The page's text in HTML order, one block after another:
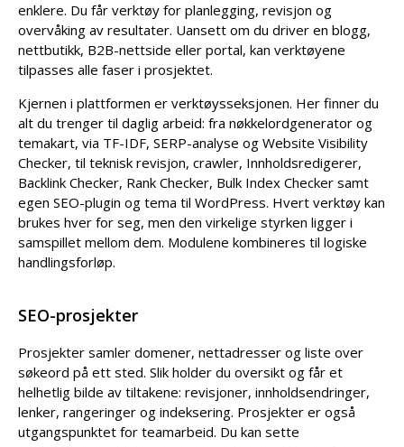
Grammatikkontroll
enklere. Du får verktøy for planlegging, revisjon og
overvåking av resultater. Uansett om du driver en blogg,
nettbutikk, B2B-nettside eller portal, kan verktøyene
tilpasses alle faser i prosjektet.
Kjernen i plattformen er verktøysseksjonen. Her finner du
alt du trenger til daglig arbeid: fra nøkkelordgenerator og
temakart, via TF-IDF, SERP-analyse og Website Visibility
Checker, til teknisk revisjon, crawler, Innholdsredigerer,
Backlink Checker, Rank Checker, Bulk Index Checker samt
egen SEO-plugin og tema til WordPress. Hvert verktøy kan
brukes hver for seg, men den virkelige styrken ligger i
samspillet mellom dem. Modulene kombineres til logiske
handlingsforløp.
SEO-prosjekter
Prosjekter samler domener, nettadresser og liste over
søkeord på ett sted. Slik holder du oversikt og får et
helhetlig bilde av tiltakene: revisjoner, innholds­endringer,
lenker, rangeringer og indeksering. Prosjekter er også
utgangspunktet for teamarbeid. Du kan sette